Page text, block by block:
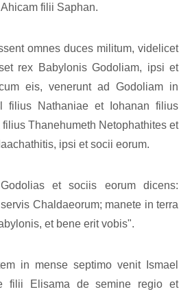
filii Saphan.
omnes duces militum, videlicet
rex Babylonis Godoliam, ipsi et
eis, venerunt ad Godoliam in
filius Nathaniae et Iohanan filius
Thanehumeth Netophathites et
ipsi et socii eorum.
et sociis eorum dicens:
Chaldaeorum; manete in terra
et bene erit vobis".
in mense septimo venit Ismael
filii Elisama de semine regio et